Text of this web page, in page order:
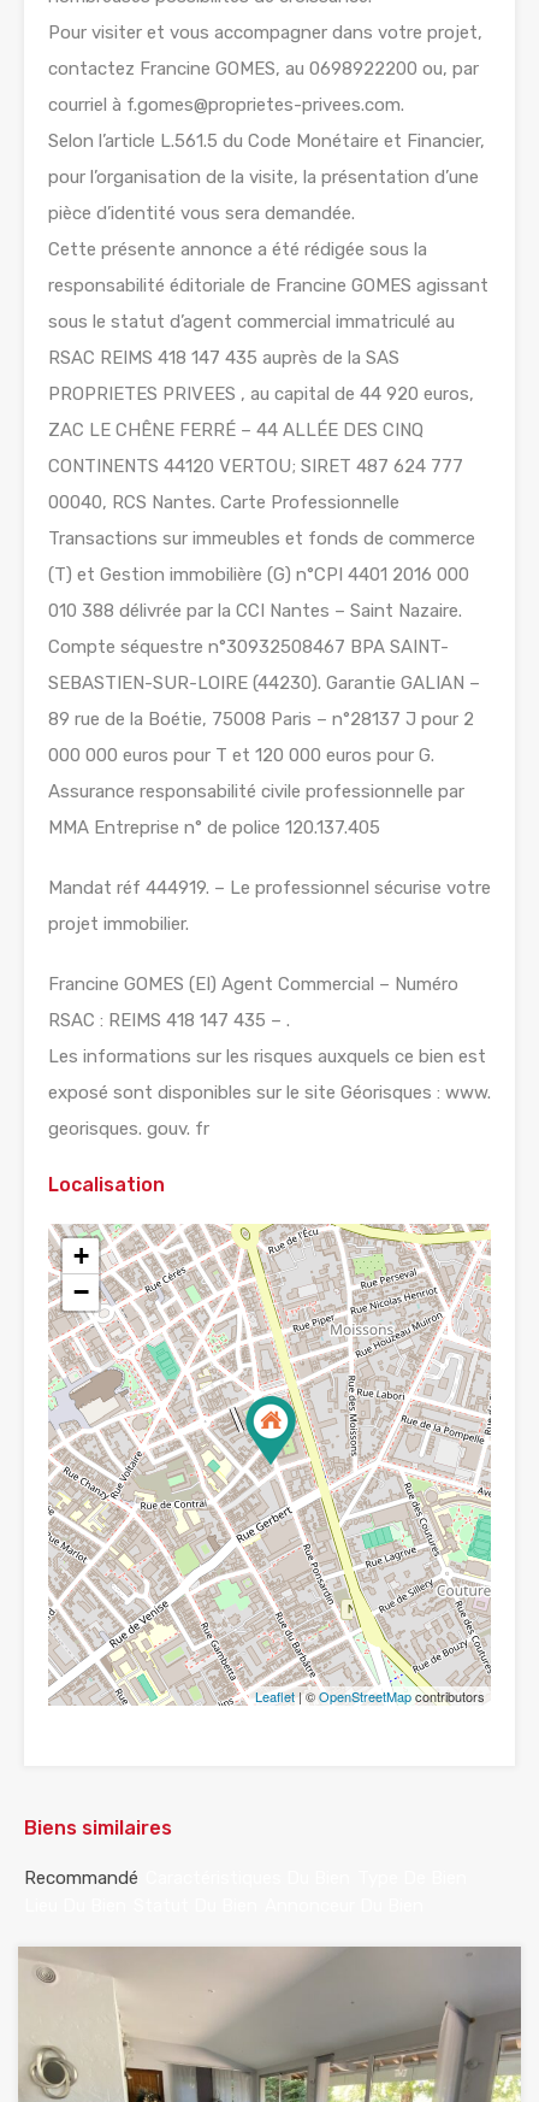
Pour visiter et vous accompagner dans votre projet,
contactez Francine GOMES, au 0698922200 ou, par
courriel à f.gomes@proprietes-privees.com.
Selon l’article L.561.5 du Code Monétaire et Financier,
pour l’organisation de la visite, la présentation d’une
pièce d’identité vous sera demandée.
Cette présente annonce a été rédigée sous la
responsabilité éditoriale de Francine GOMES agissant
sous le statut d’agent commercial immatriculé au
RSAC REIMS 418 147 435 auprès de la SAS
PROPRIETES PRIVEES , au capital de 44 920 euros,
ZAC LE CHÊNE FERRÉ – 44 ALLÉE DES CINQ
CONTINENTS 44120 VERTOU; SIRET 487 624 777
00040, RCS Nantes. Carte Professionnelle
Transactions sur immeubles et fonds de commerce
(T) et Gestion immobilière (G) n°CPI 4401 2016 000
010 388 délivrée par la CCI Nantes – Saint Nazaire.
Compte séquestre n°30932508467 BPA SAINT-
SEBASTIEN-SUR-LOIRE (44230). Garantie GALIAN –
89 rue de la Boétie, 75008 Paris – n°28137 J pour 2
000 000 euros pour T et 120 000 euros pour G.
Assurance responsabilité civile professionnelle par
MMA Entreprise n° de police 120.137.405
Mandat réf 444919. – Le professionnel sécurise votre
projet immobilier.
Francine GOMES (EI) Agent Commercial – Numéro
RSAC : REIMS 418 147 435 – .
Les informations sur les risques auxquels ce bien est
exposé sont disponibles sur le site Géorisques : www.
georisques. gouv. fr
Localisation
+
−
Leaflet| ©OpenStreetMapcontributors
Biens similaires
Recommandé